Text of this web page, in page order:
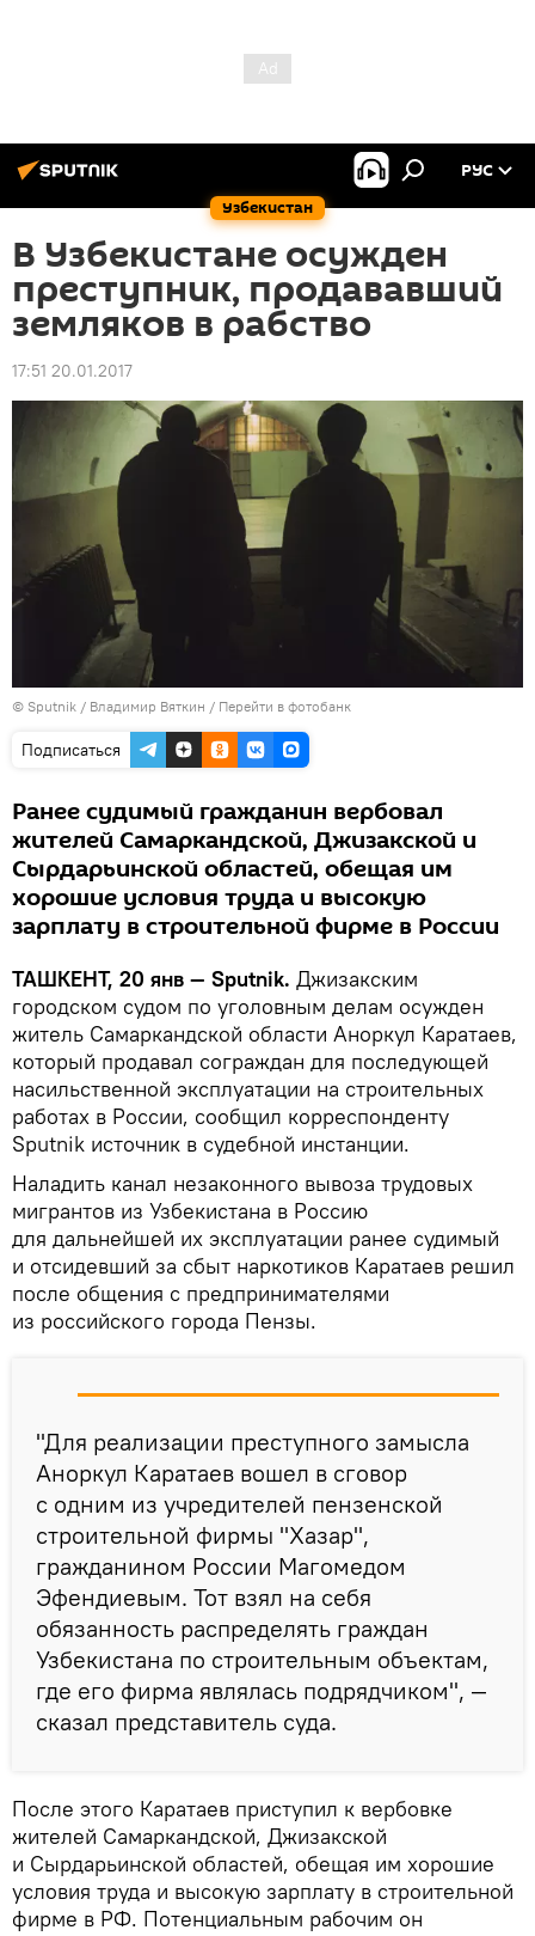
Узбекистан
РУС
В Узбекистане осужден
преступник, продававший
земляков в рабство
17:51 20.01.2017
© Sputnik / Владимир Вяткин / Перейти в фотобанк
Подписаться
Ранее судимый гражданин вербовал
жителей Самаркандской, Джизакской и
Сырдарьинской областей, обещая им
хорошие условия труда и высокую
зарплату в строительной фирме в России
ТАШКЕНТ, 20 янв — Sputnik. Джизакским
городском судом по уголовным делам осужден
житель Самаркандской области Аноркул Каратаев,
который продавал сограждан для последующей
насильственной эксплуатации на строительных
работах в России, сообщил корреспонденту
Sputnik источник в судебной инстанции.
Наладить канал незаконного вывоза трудовых
мигрантов из Узбекистана в Россию
для дальнейшей их эксплуатации ранее судимый
и отсидевший за сбыт наркотиков Каратаев решил
после общения с предпринимателями
из российского города Пензы.
"Для реализации преступного замысла
Аноркул Каратаев вошел в сговор
с одним из учредителей пензенской
строительной фирмы "Хазар",
гражданином России Магомедом
Эфендиевым. Тот взял на себя
обязанность распределять граждан
Узбекистана по строительным объектам,
где его фирма являлась подрядчиком", —
сказал представитель суда.
После этого Каратаев приступил к вербовке
жителей Самаркандской, Джизакской
и Сырдарьинской областей, обещая им хорошие
условия труда и высокую зарплату в строительной
фирме в РФ. Потенциальным рабочим он